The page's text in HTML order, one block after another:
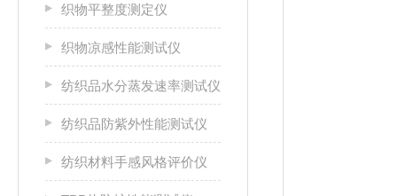
织物平整度测定仪
织物凉感性能测试仪
纺织品水分蒸发速率测试仪
纺织品防紫外性能测试仪
纺织材料手感风格评价仪